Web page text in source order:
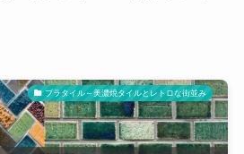
ブラタイル～美濃焼タイルとレトロな街並み